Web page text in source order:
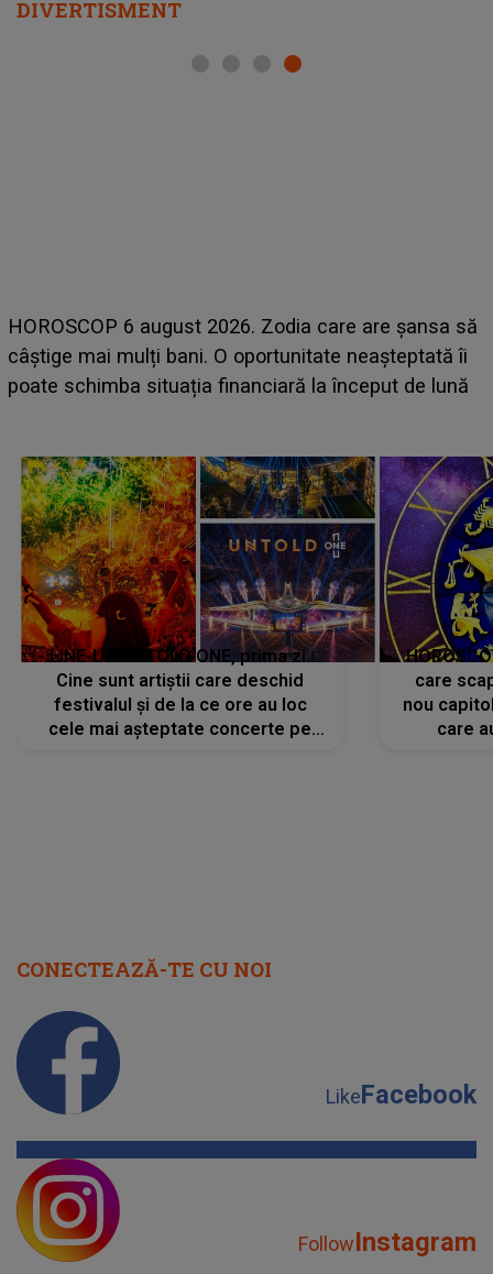
DIVERTISMENT
are șansa să
neașteptată îi
de lună
LINE-UP UNTOLD ONE, ziua 2. La
scena principală a festivalului Zara
suedeză a ajuns deja în România și
LINE-UP UNTOLD ONE, prima zi.
Cine sunt artiștii care deschid
festivalul și de la ce ore au loc
cele mai așteptate concerte pe
care
nou
care
CONECTEAZĂ-TE CU NOI
LikeFacebook
FollowInstagram